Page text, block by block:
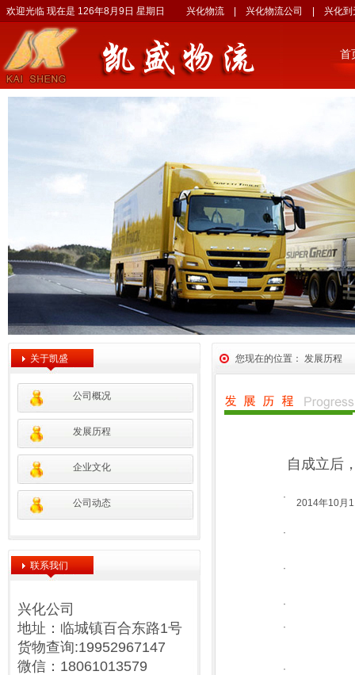
欢迎光临 现在是 126年8月9日 星期日 兴化物流 兴化物流公司 兴化到
首
关于凯盛
公司概况
发展历程
企业文化
公司动态
联系我们
兴化公司
地址：临城镇百合东路1号
货物查询:19952967147
微信：18061013579
您现在的位置： 发展历程
自成立后
·
2014年10月
·
·
·
·
·